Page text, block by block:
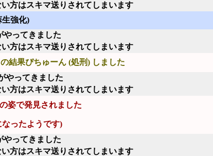
方はスキマ送りされてしまいます
生強化)
やってきました
方はスキマ送りされてしまいます
結果ぴちゅーん (処刑) しました
やってきました
方はスキマ送りされてしまいます
姿で発見されました
ったようです)
やってきました
方はスキマ送りされてしまいます